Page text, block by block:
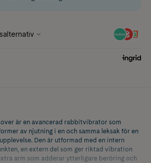
är en avancerad rabbitvibrator som
av njutning i en och samma leksak för en
Den är utformad med en intern
en extern del som ger riktad vibration
arm som adderar ytterligare beröring och